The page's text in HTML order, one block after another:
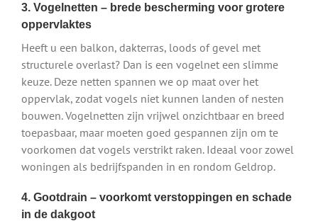
3. Vogelnetten – brede bescherming voor grotere
oppervlaktes
Heeft u een balkon, dakterras, loods of gevel met
structurele overlast? Dan is een vogelnet een slimme
keuze. Deze netten spannen we op maat over het
oppervlak, zodat vogels niet kunnen landen of nesten
bouwen. Vogelnetten zijn vrijwel onzichtbaar en breed
toepasbaar, maar moeten goed gespannen zijn om te
voorkomen dat vogels verstrikt raken. Ideaal voor zowel
woningen als bedrijfspanden in en rondom Geldrop.
4. Gootdrain – voorkomt verstoppingen en schade
in de dakgoot